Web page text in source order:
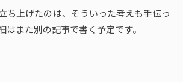
ち上げたのは、そういった考えも手伝っ
はまた別の記事で書く予定です。